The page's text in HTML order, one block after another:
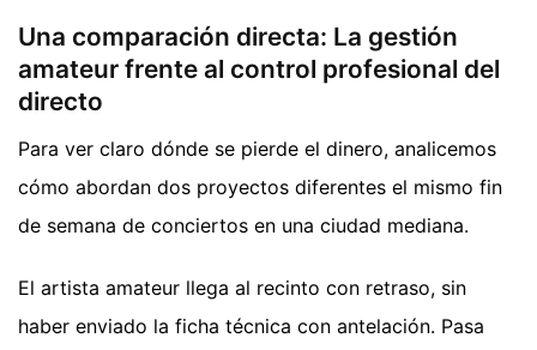
Una comparación directa: La gestión
amateur frente al control profesional del
directo
Para ver claro dónde se pierde el dinero, analicemos
cómo abordan dos proyectos diferentes el mismo fin
de semana de conciertos en una ciudad mediana.
El artista amateur llega al recinto con retraso, sin
haber enviado la ficha técnica con antelación. Pasa